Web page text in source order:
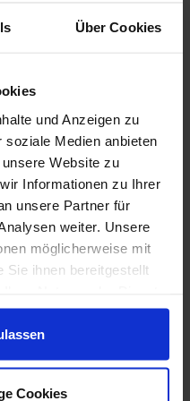
Über Cookies
und Anzeigen zu
soziale Medien anbieten
Website zu
Informationen zu Ihrer
unsere Partner für
weiter. Unsere
möglicherweise mit
Sie ihnen bereitgestellt
Cookies